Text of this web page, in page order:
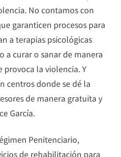
No contamos con
garanticen procesos para
a terapias psicológicas
a curar o sanar de manera
provoca la violencia. Y
centros donde se dé la
de manera gratuita y
García.
Penitenciario,
de rehabilitación para